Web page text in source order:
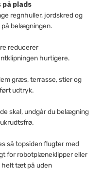
på plads
regnhuller, jordskred og
belægningen.
reducerer
hurtigere.
græs, terrasse, stier og
udtryk.
skal, undgår du belægning
så topsiden flugter med
for robotplæneklipper eller
helt tæt på uden